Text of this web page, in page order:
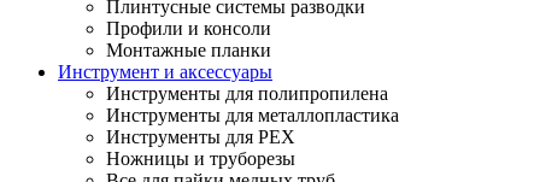
Плинтусные системы разводки
Профили и консоли
Монтажные планки
Инструмент и аксессуары
Инструменты для полипропилена
Инструменты для металлопластика
Инструменты для PEX
Ножницы и труборезы